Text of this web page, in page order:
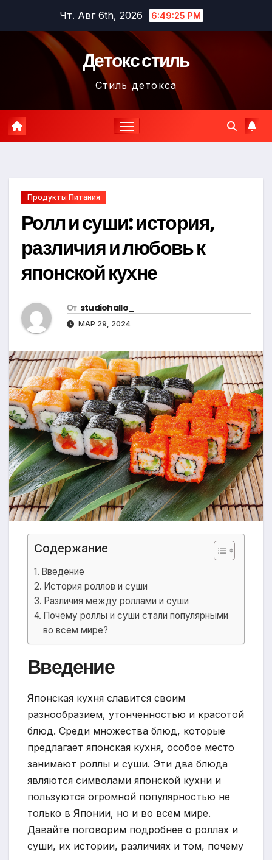
содержимому
Чт. Авг 6th, 2026 6:49:26 PM
Детокс стиль
Стиль детокса
Продукты Питания
Ролл и суши: история,
различия и любовь к
японской кухне
От studiohallo_
МАР 29, 2024
Содержание
Введение
История роллов и суши
Различия между роллами и суши
Почему роллы и суши стали популярными
во всем мире?
Введение
Японская кухня славится своим
разнообразием, утонченностью и красотой
блюд. Среди множества блюд, которые
предлагает японская кухня, особое место
занимают роллы и суши. Эти два блюда
являются символами японской кухни и
пользуются огромной популярностью не
только в Японии, но и во всем мире.
Давайте поговорим подробнее о роллах и
суши, их истории, различиях и том, почему